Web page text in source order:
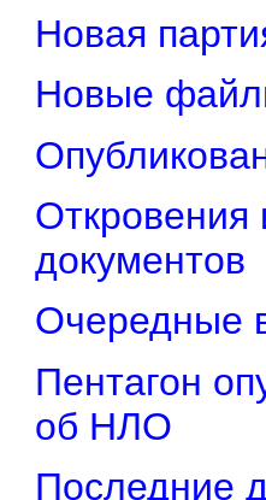
Новая
Новые
Откровения
документов
Очередные
Пентагон
об НЛО
Последние